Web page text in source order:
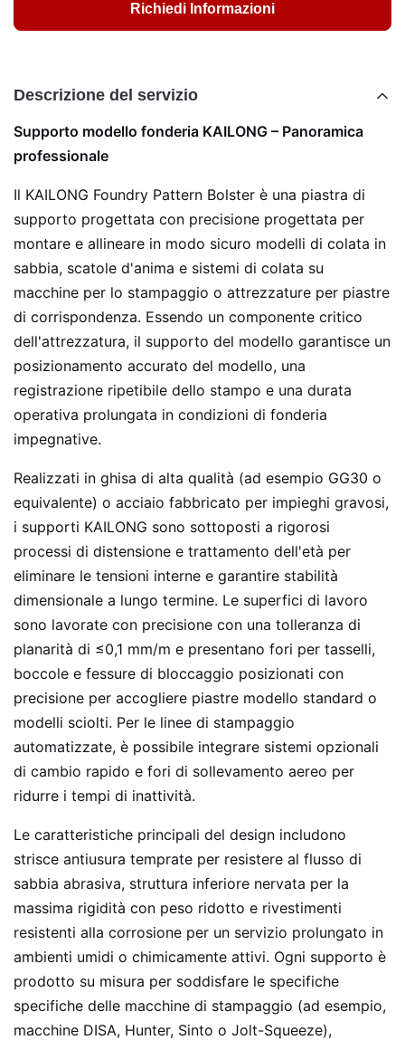
Richiedi Informazioni
Descrizione del servizio
Supporto modello fonderia KAILONG – Panoramica
professionale
Il KAILONG Foundry Pattern Bolster è una piastra di
supporto progettata con precisione progettata per
montare e allineare in modo sicuro modelli di colata in
sabbia, scatole d'anima e sistemi di colata su
macchine per lo stampaggio o attrezzature per piastre
di corrispondenza. Essendo un componente critico
dell'attrezzatura, il supporto del modello garantisce un
posizionamento accurato del modello, una
registrazione ripetibile dello stampo e una durata
operativa prolungata in condizioni di fonderia
impegnative.
Realizzati in ghisa di alta qualità (ad esempio GG30 o
equivalente) o acciaio fabbricato per impieghi gravosi,
i supporti KAILONG sono sottoposti a rigorosi
processi di distensione e trattamento dell'età per
eliminare le tensioni interne e garantire stabilità
dimensionale a lungo termine. Le superfici di lavoro
sono lavorate con precisione con una tolleranza di
planarità di ≤0,1 mm/m e presentano fori per tasselli,
boccole e fessure di bloccaggio posizionati con
precisione per accogliere piastre modello standard o
modelli sciolti. Per le linee di stampaggio
automatizzate, è possibile integrare sistemi opzionali
di cambio rapido e fori di sollevamento aereo per
ridurre i tempi di inattività.
Le caratteristiche principali del design includono
strisce antiusura temprate per resistere al flusso di
sabbia abrasiva, struttura inferiore nervata per la
massima rigidità con peso ridotto e rivestimenti
resistenti alla corrosione per un servizio prolungato in
ambienti umidi o chimicamente attivi. Ogni supporto è
prodotto su misura per soddisfare le specifiche
specifiche delle macchine di stampaggio (ad esempio,
macchine DISA, Hunter, Sinto o Jolt-Squeeze),